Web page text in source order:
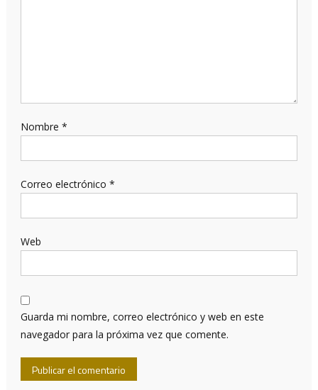
Nombre *
Correo electrónico *
Web
Guarda mi nombre, correo electrónico y web en este
navegador para la próxima vez que comente.